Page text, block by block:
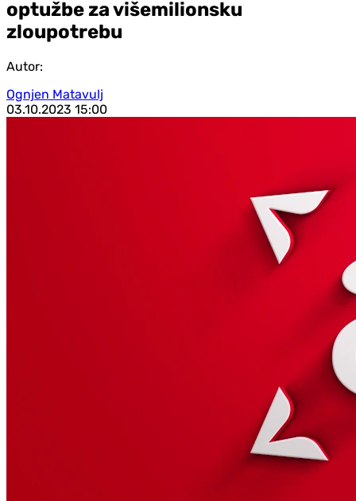
optužbe za višemilionsku
zloupotrebu
Autor:
Ognjen Matavulj
03.10.2023 15:00